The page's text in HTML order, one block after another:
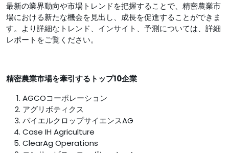
最新の業界動向や市場トレンドを把握することで、精密農業市
場における新たな機会を見出し、成長を促進することができま
す。より詳細なトレンド、インサイト、予測については、詳細
レポートをご覧ください。
精密農業市場を牽引するトップ10企業
AGCOコーポレーション
アグリボティクス
バイエルクロップサイエンスAG
Case IH Agriculture
ClearAg Operations